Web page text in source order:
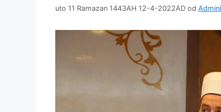
uto 11 Ramazan 1443AH 12-4-2022AD od